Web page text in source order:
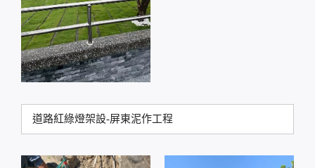
道路紅綠燈架設-屏東泥作工程